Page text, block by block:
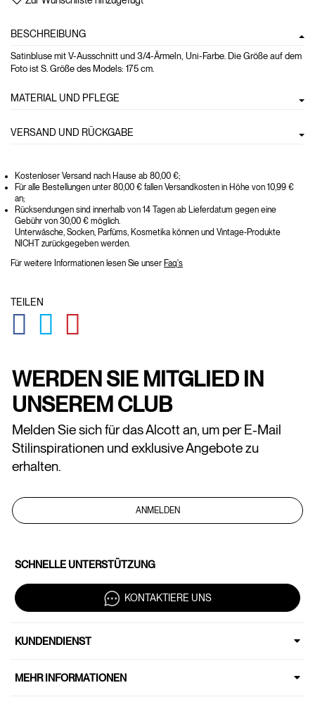
BESCHREIBUNG
Satinbluse mit V-Ausschnitt und 3/4-Ärmeln, Uni-Farbe. Die Größe auf dem
Foto ist S. Größe des Models: 175 cm.
MATERIAL UND PFLEGE
VERSAND UND RÜCKGABE
Kostenloser Versand nach Hause ab 80,00 €;
Für alle Bestellungen unter 80,00 € fallen Versandkosten in Höhe von 10,99 €
an;
Rücksendungen sind innerhalb von 14 Tagen ab Lieferdatum gegen eine
Gebühr von 30,00 € möglich.
Unterwäsche, Socken, Parfüms, Kosmetika können und Vintage-Produkte
NICHT zurückgegeben werden.
Für weitere Informationen lesen Sie unser Faq's
TEILEN
GLOBAL.SOCIALSHARE.FACEBOOK
GLOBAL.SOCIALSHARE.TWITTER
WERDEN SIE MITGLIED IN
UNSEREM CLUB
Melden Sie sich für das Alcott an, um per E-Mail
Stilinspirationen und exklusive Angebote zu
erhalten.
ANMELDEN
SCHNELLE UNTERSTÜTZUNG
KONTAKTIERE UNS
KUNDENDIENST
MEHR INFORMATIONEN